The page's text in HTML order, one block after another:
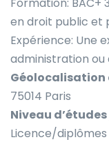
en droit public et
Expérience: Une
administration ou
Géolocalisation
75014 Paris
Niveau
Licence/